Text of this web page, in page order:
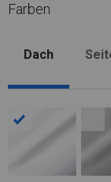
Farben
Dach